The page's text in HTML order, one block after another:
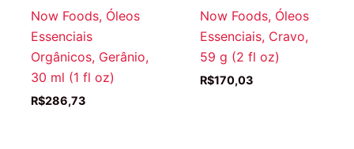
Now Foods, Óleos
Essenciais
Orgânicos, Gerânio,
30 ml (1 fl oz)
R$286,73
Now Foods, Óleos
Essenciais, Cravo,
59 g (2 fl oz)
R$170,03